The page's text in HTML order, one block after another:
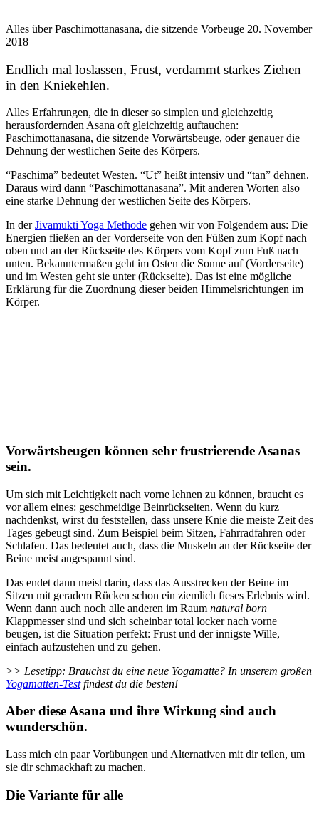
Alles über Paschimottanasana, die sitzende Vorbeuge 20. November
2018
Endlich mal loslassen, Frust, verdammt starkes Ziehen
in den Kniekehlen.
Alles Erfahrungen, die in dieser so simplen und gleichzeitig
herausfordernden Asana oft gleichzeitig auftauchen:
Paschimottanasana, die sitzende Vorwärtsbeuge, oder genauer die
Dehnung der westlichen Seite des Körpers.
“Paschima” bedeutet Westen. “Ut” heißt intensiv und “tan” dehnen.
Daraus wird dann “Paschimottanasana”. Mit anderen Worten also
eine starke Dehnung der westlichen Seite des Körpers.
In derJivamukti Yoga Methode gehen wir von Folgendem aus: Die
Energien fließen an der Vorderseite von den Füßen zum Kopf nach
oben und an der Rückseite des Körpers vom Kopf zum Fuß nach
unten. Bekanntermaßen geht im Osten die Sonne auf (Vorderseite)
und im Westen geht sie unter (Rückseite). Das ist eine mögliche
Erklärung für die Zuordnung dieser beiden Himmelsrichtungen im
Körper.
Vorwärtsbeugen können sehr frustrierende Asanas
sein.
Um sich mit Leichtigkeit nach vorne lehnen zu können, braucht es
vor allem eines: geschmeidige Beinrückseiten. Wenn du kurz
nachdenkst, wirst du feststellen, dass unsere Knie die meiste Zeit des
Tages gebeugt sind. Zum Beispiel beim Sitzen, Fahrradfahren oder
Schlafen. Das bedeutet auch, dass die Muskeln an der Rückseite der
Beine meist angespannt sind.
Das endet dann meist darin, dass das Ausstrecken der Beine im
Sitzen mit geradem Rücken schon ein ziemlich fieses Erlebnis wird.
Wenn dann auch noch alle anderen im Raum natural born
Klappmesser sind und sich scheinbar total locker nach vorne
beugen, ist die Situation perfekt: Frust und der innigste Wille,
einfach aufzustehen und zu gehen.
>> Lesetipp: Brauchst du eine neue Yogamatte? In unserem großen
Yogamatten-Testfindest du die besten!
Aber diese Asana und ihre Wirkung sind auch
wunderschön.
Lass mich ein paar Vorübungen und Alternativen mit dir teilen, um
sie dir schmackhaft zu machen.
Die Variante für alle